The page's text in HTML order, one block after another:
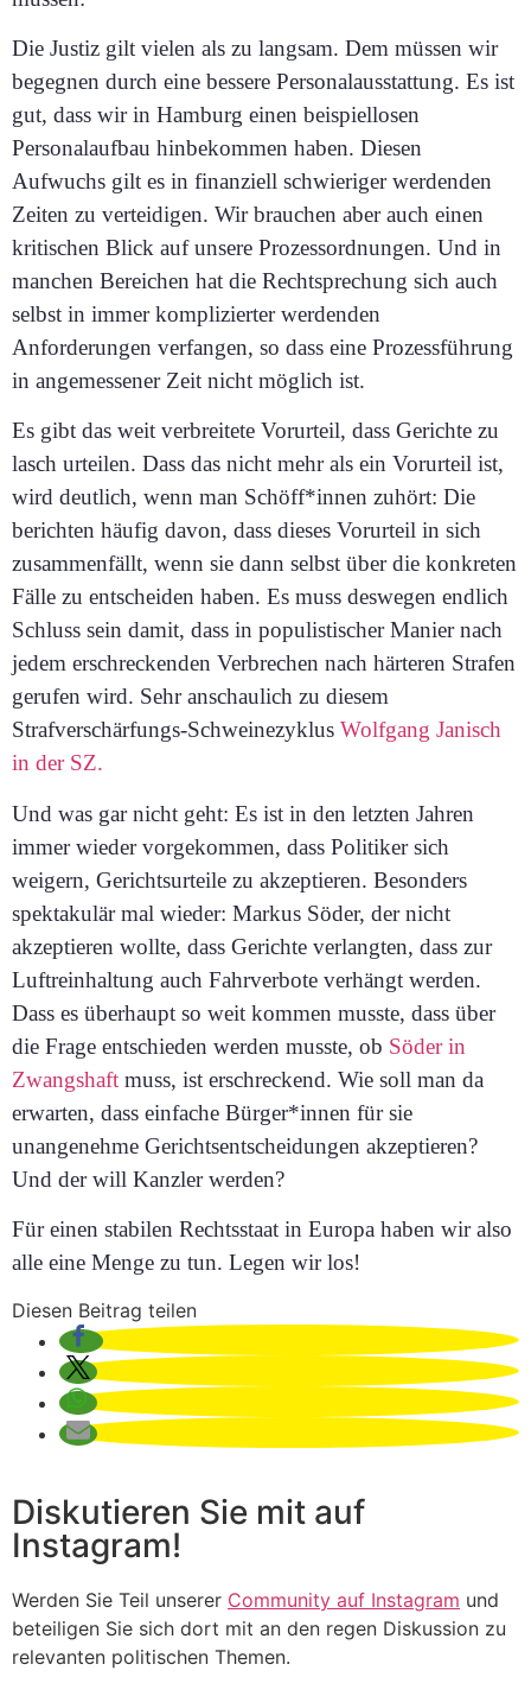
Die Justiz gilt vielen als zu langsam. Dem müssen wir
begegnen durch eine bessere Personalausstattung. Es ist
gut, dass wir in Hamburg einen beispiellosen
Personalaufbau hinbekommen haben. Diesen
Aufwuchs gilt es in finanziell schwieriger werdenden
Zeiten zu verteidigen. Wir brauchen aber auch einen
kritischen Blick auf unsere Prozessordnungen. Und in
manchen Bereichen hat die Rechtsprechung sich auch
selbst in immer komplizierter werdenden
Anforderungen verfangen, so dass eine Prozessführung
in angemessener Zeit nicht möglich ist.
Es gibt das weit verbreitete Vorurteil, dass Gerichte zu
lasch urteilen. Dass das nicht mehr als ein Vorurteil ist,
wird deutlich, wenn man Schöff*innen zuhört: Die
berichten häufig davon, dass dieses Vorurteil in sich
zusammenfällt, wenn sie dann selbst über die konkreten
Fälle zu entscheiden haben. Es muss deswegen endlich
Schluss sein damit, dass in populistischer Manier nach
jedem erschreckenden Verbrechen nach härteren Strafen
gerufen wird. Sehr anschaulich zu diesem
Strafverschärfungs-Schweinezyklus Wolfgang Janisch
in der SZ.
Und was gar nicht geht: Es ist in den letzten Jahren
immer wieder vorgekommen, dass Politiker sich
weigern, Gerichtsurteile zu akzeptieren. Besonders
spektakulär mal wieder: Markus Söder, der nicht
akzeptieren wollte, dass Gerichte verlangten, dass zur
Luftreinhaltung auch Fahrverbote verhängt werden.
Dass es überhaupt so weit kommen musste, dass über
die Frage entschieden werden musste, ob Söder in
Zwangshaft muss, ist erschreckend. Wie soll man da
erwarten, dass einfache Bürger*innen für sie
unangenehme Gerichtsentscheidungen akzeptieren?
Und der will Kanzler werden?
Für einen stabilen Rechtsstaat in Europa haben wir also
alle eine Menge zu tun. Legen wir los!
Diesen Beitrag teilen
Diskutieren Sie mit auf
Instagram!
Werden Sie Teil unserer Community auf Instagram und
beteiligen Sie sich dort mit an den regen Diskussion zu
relevanten politischen Themen.